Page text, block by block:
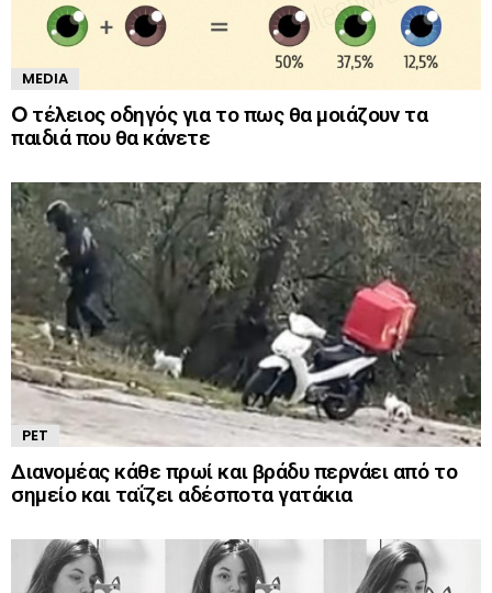
MEDIA
O τέλειος οδηγός για το πως θα μοιάζουν τα
παιδιά που θα κάνετε
PET
Διανομέας κάθε πρωί και βράδυ περνάει από το
σημείο και ταΐζει αδέσποτα γατάκια